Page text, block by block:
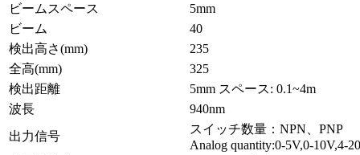
ビームスペース
5mm
ビーム
40
検出高さ(mm)
235
全高(mm)
325
検出距離
5mm スペース: 0.1~4m
波長
940nm
出力信号
スイッチ数量：NPN、PNP
Analog quantity:0-5V,0-10V,4-